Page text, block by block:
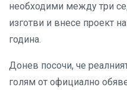
необходими между три
изготви и внесе проект
година.
Донев посочи, че
голям от официално